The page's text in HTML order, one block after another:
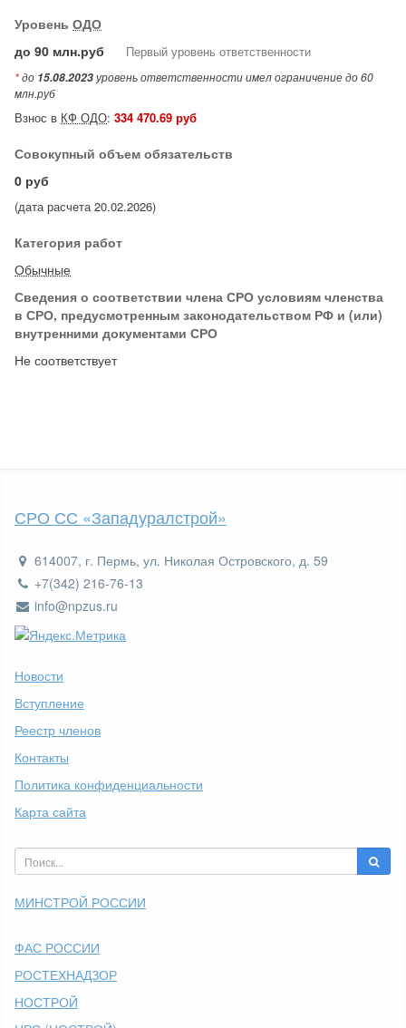
Уровень ОДО
до 90 млн.руб
Первый уровень ответственности
*до 15.08.2023уровень ответственности имел ограничение до 60
млн.руб
Взнос в КФ ОДО: 334 470.69 руб
Совокупный объем обязательств
0 руб
(дата расчета 20.02.2026)
Категория работ
Обычные
Сведения о соответствии члена СРО условиям членства
в СРО, предусмотренным законодательством РФ и (или)
внутренними документами СРО
Не соответствует
СРО СС «Западуралстрой»
614007, г. Пермь, ул. Николая Островского, д. 59
+7(342) 216-76-13
info@npzus.ru
Новости
Вступление
Реестр членов
Контакты
Политика конфиденциальности
Карта сайта
МИНСТРОЙ РОССИИ
ФАС РОССИИ
РОСТЕХНАДЗОР
НОСТРОЙ